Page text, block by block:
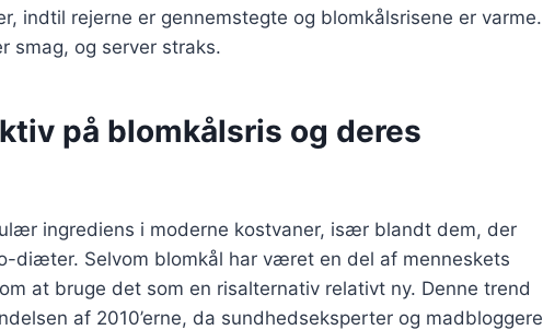
indtil rejerne er gennemstegte og blomkålsrisene er varme.
smag, og server straks.
på blomkålsris og deres
ingrediens i moderne kostvaner, især blandt dem, der
diæter. Selvom blomkål har været en del af menneskets
at bruge det som en risalternativ relativt ny. Denne trend
af 2010’erne, da sundhedseksperter og madbloggere